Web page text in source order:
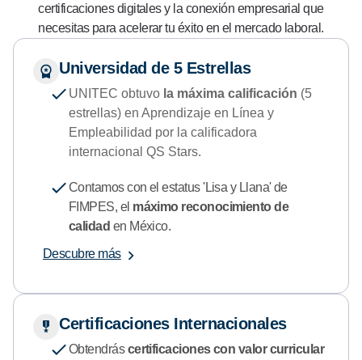
certificaciones digitales y la conexión empresarial que
necesitas para acelerar tu éxito en el mercado laboral.
Universidad de 5 Estrellas
UNITEC obtuvo la máxima calificación (5
estrellas) en Aprendizaje en Línea y
Empleabilidad por la calificadora
internacional QS Stars.
Contamos con el estatus 'Lisa y Llana' de
FIMPES, el máximo reconocimiento de
calidad en México.
Descubre más
Certificaciones Internacionales
Obtendráscertificaciones con valor curricular